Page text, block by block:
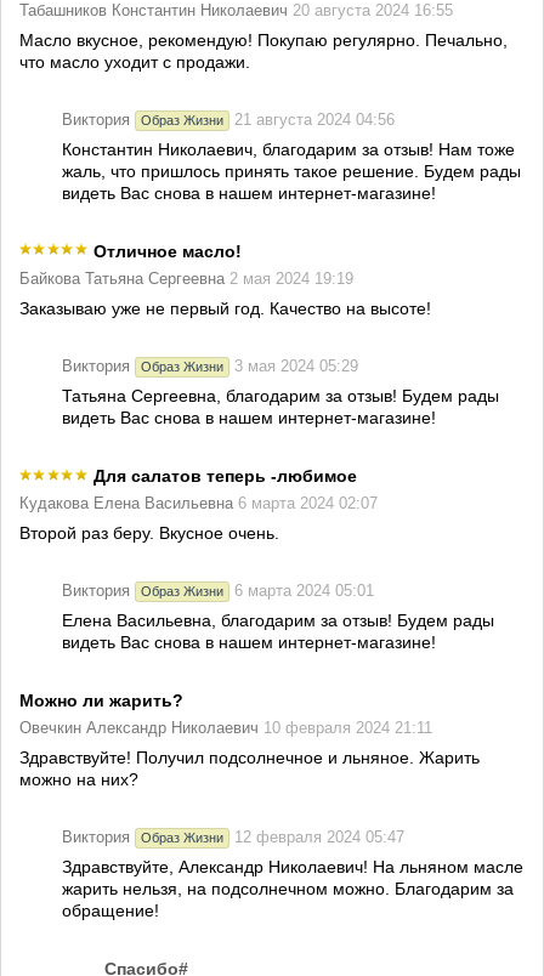
Табашников Константин Николаевич 20 августа 2024 16:55
Масло вкусное, рекомендую! Покупаю регулярно. Печально,
что масло уходит с продажи.
Виктория Образ Жизни 21 августа 2024 04:56
Константин Николаевич, благодарим за отзыв! Нам тоже
жаль, что пришлось принять такое решение. Будем рады
видеть Вас снова в нашем интернет-магазине!
Отличное масло!
Байкова Татьяна Сергеевна 2 мая 2024 19:19
Заказываю уже не первый год. Качество на высоте!
Виктория Образ Жизни 3 мая 2024 05:29
Татьяна Сергеевна, благодарим за отзыв! Будем рады
видеть Вас снова в нашем интернет-магазине!
Для салатов теперь -любимое
Кудакова Елена Васильевна 6 марта 2024 02:07
Второй раз беру. Вкусное очень.
Виктория Образ Жизни 6 марта 2024 05:01
Елена Васильевна, благодарим за отзыв! Будем рады
видеть Вас снова в нашем интернет-магазине!
Можно ли жарить?
Овечкин Александр Николаевич 10 февраля 2024 21:11
Здравствуйте! Получил подсолнечное и льняное. Жарить
можно на них?
Виктория Образ Жизни 12 февраля 2024 05:47
Здравствуйте, Александр Николаевич! На льняном масле
жарить нельзя, на подсолнечном можно. Благодарим за
обращение!
Спасибо#